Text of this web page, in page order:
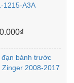
1215-A3A
bánh trước
2008-2017